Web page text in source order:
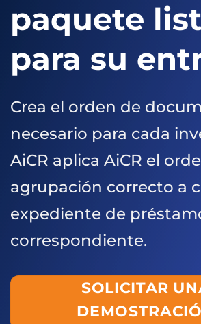
paquete
para su
Crea el orden de
necesario para cada
AiCR aplica AiCR el
agrupación correcto a
expediente de
correspondiente.
SOLICITAR